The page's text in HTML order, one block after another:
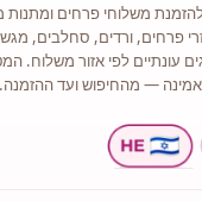
משלוחי פרחים ומתנות
פרחים, ורדים, סחלבים,
עונתיים לפי אזור משלוח.
ואמינה — מהחיפוש ועד ההזמנה.